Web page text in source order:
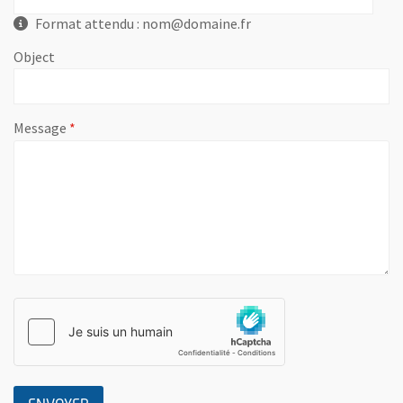
Format attendu : nom@domaine.fr
Object
Message , champ obligatoire